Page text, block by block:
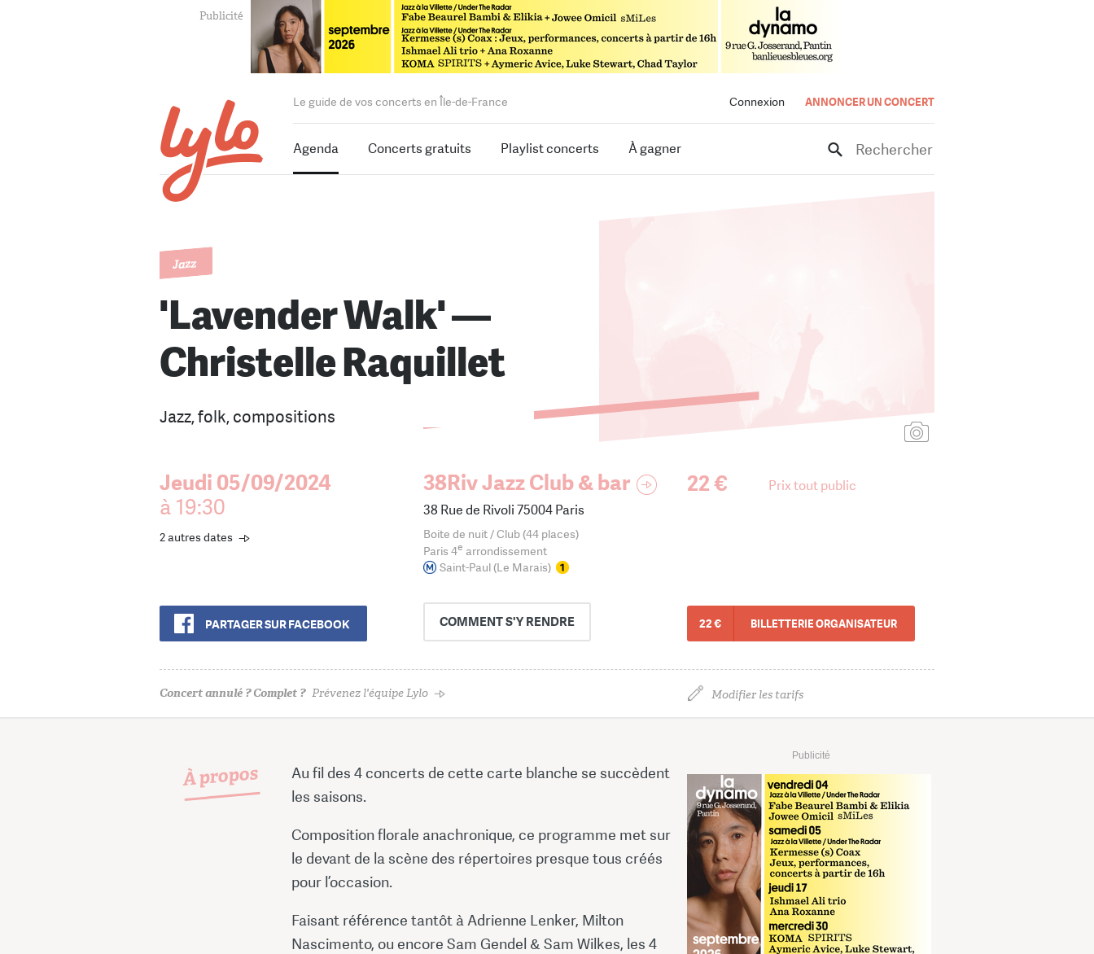
Connexion ANNONCER UN CONCERT
Le guide de vos concerts en Île-de-France
Agenda Concerts gratuits Playlist concerts À gagner Rechercher
Jazz
'Lavender Walk' —
Christelle Raquillet
Jazz, folk, compositions
Jeudi 05/09/2024
à 19:30
2 autres dates
PARTAGER SUR FACEBOOK
38Riv Jazz Club & bar
38 Rue de Rivoli 75004 Paris
Boite de nuit / Club (44 places)
Paris 4e arrondissement
Saint-Paul (Le Marais)
COMMENTS'Y RENDRE
22 € Prix tout public
22 € BILLETTERIE ORGANISATEUR
Concert annulé ? Complet ? Prévenez l'équipe Lylo Modifier les tarifs
À propos
Publicité
Au fil des 4 concerts de cette carte blanche se succèdent
les saisons.
Composition florale anachronique, ce programme met sur
le devant de la scène des répertoires presque tous créés
pour l’occasion.
Faisant référence tantôt à Adrienne Lenker, Milton
Nascimento, ou encore Sam Gendel & Sam Wilkes, les 4